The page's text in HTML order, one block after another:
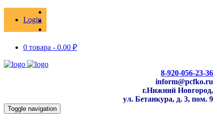
Login
0 товара - 0.00 ₽
8-920-056-23-36
inform@pcfko.ru
г.Нижний Новгород,
ул. Бетанкура, д. 3, пом. 9
Toggle navigation